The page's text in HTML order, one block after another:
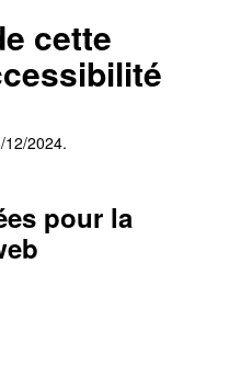
cette
12/2024.
pour la